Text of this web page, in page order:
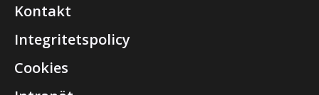
Kontakt
Integritetspolicy
Cookies